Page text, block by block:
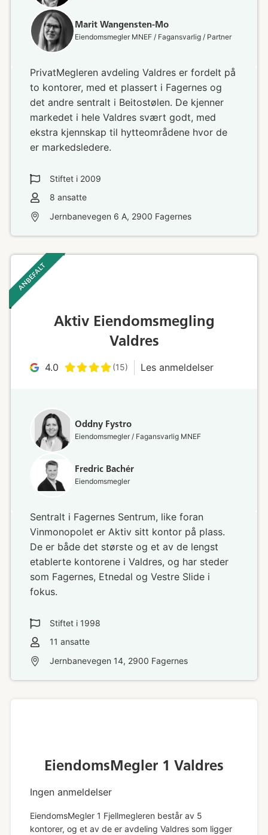
Marit Wangensten-Mo
Eiendomsmegler MNEF / Fagansvarlig / Partner
PrivatMegleren avdeling Valdres er fordelt på
to kontorer, med et plassert i Fagernes og
det andre sentralt i Beitostølen. De kjenner
markedet i hele Valdres svært godt, med
ekstra kjennskap til hytteområdene hvor de
er markedsledere.
Stiftet i 2009
8 ansatte
Jernbanevegen 6 A, 2900 Fagernes
ANBEFALT ‎ ‎ ‎
Aktiv Eiendomsmegling
Valdres
4.0 (15) Les anmeldelser
Oddny Fystro
Eiendomsmegler / Fagansvarlig MNEF
Fredric Bachér
Eiendomsmegler
Sentralt i Fagernes Sentrum, like foran
Vinmonopolet er Aktiv sitt kontor på plass.
De er både det største og et av de lengst
etablerte kontorene i Valdres, og har steder
som Fagernes, Etnedal og Vestre Slide i
fokus.
Stiftet i 1998
11 ansatte
Jernbanevegen 14, 2900 Fagernes
EiendomsMegler 1 Valdres
Ingen anmeldelser
EiendomsMegler 1 Fjellmegleren består av 5
kontorer, og et av de er avdeling Valdres som ligger